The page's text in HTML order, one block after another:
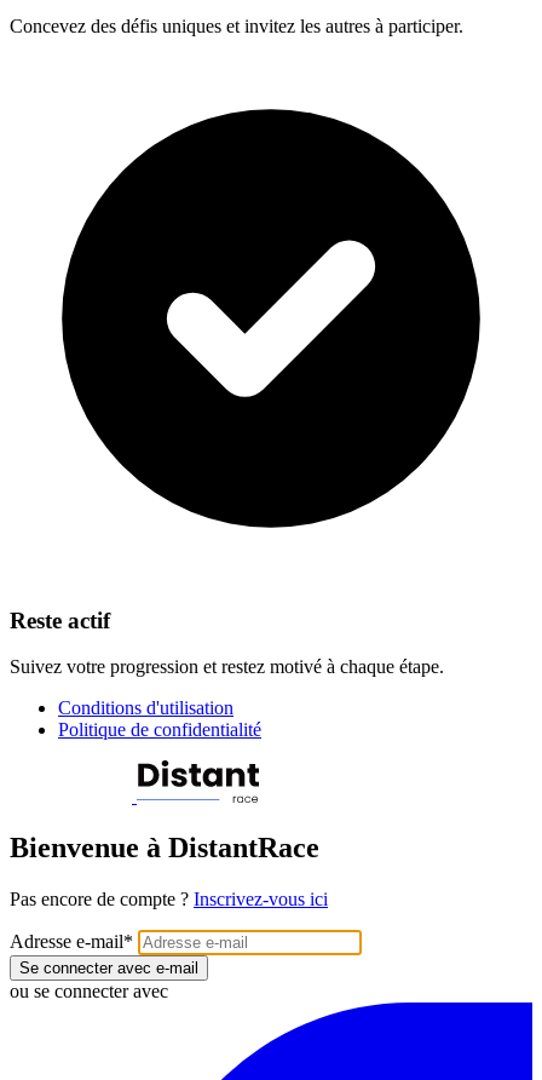
Concevez des défis uniques et invitez les autres à participer.
Reste actif
Suivez votre progression et restez motivé à chaque étape.
Conditions d'utilisation
Politique de confidentialité
Bienvenue à DistantRace
Pas encore de compte ? Inscrivez-vous ici
Adresse e-mail*
Se connecter avec e-mail
ou se connecter avec